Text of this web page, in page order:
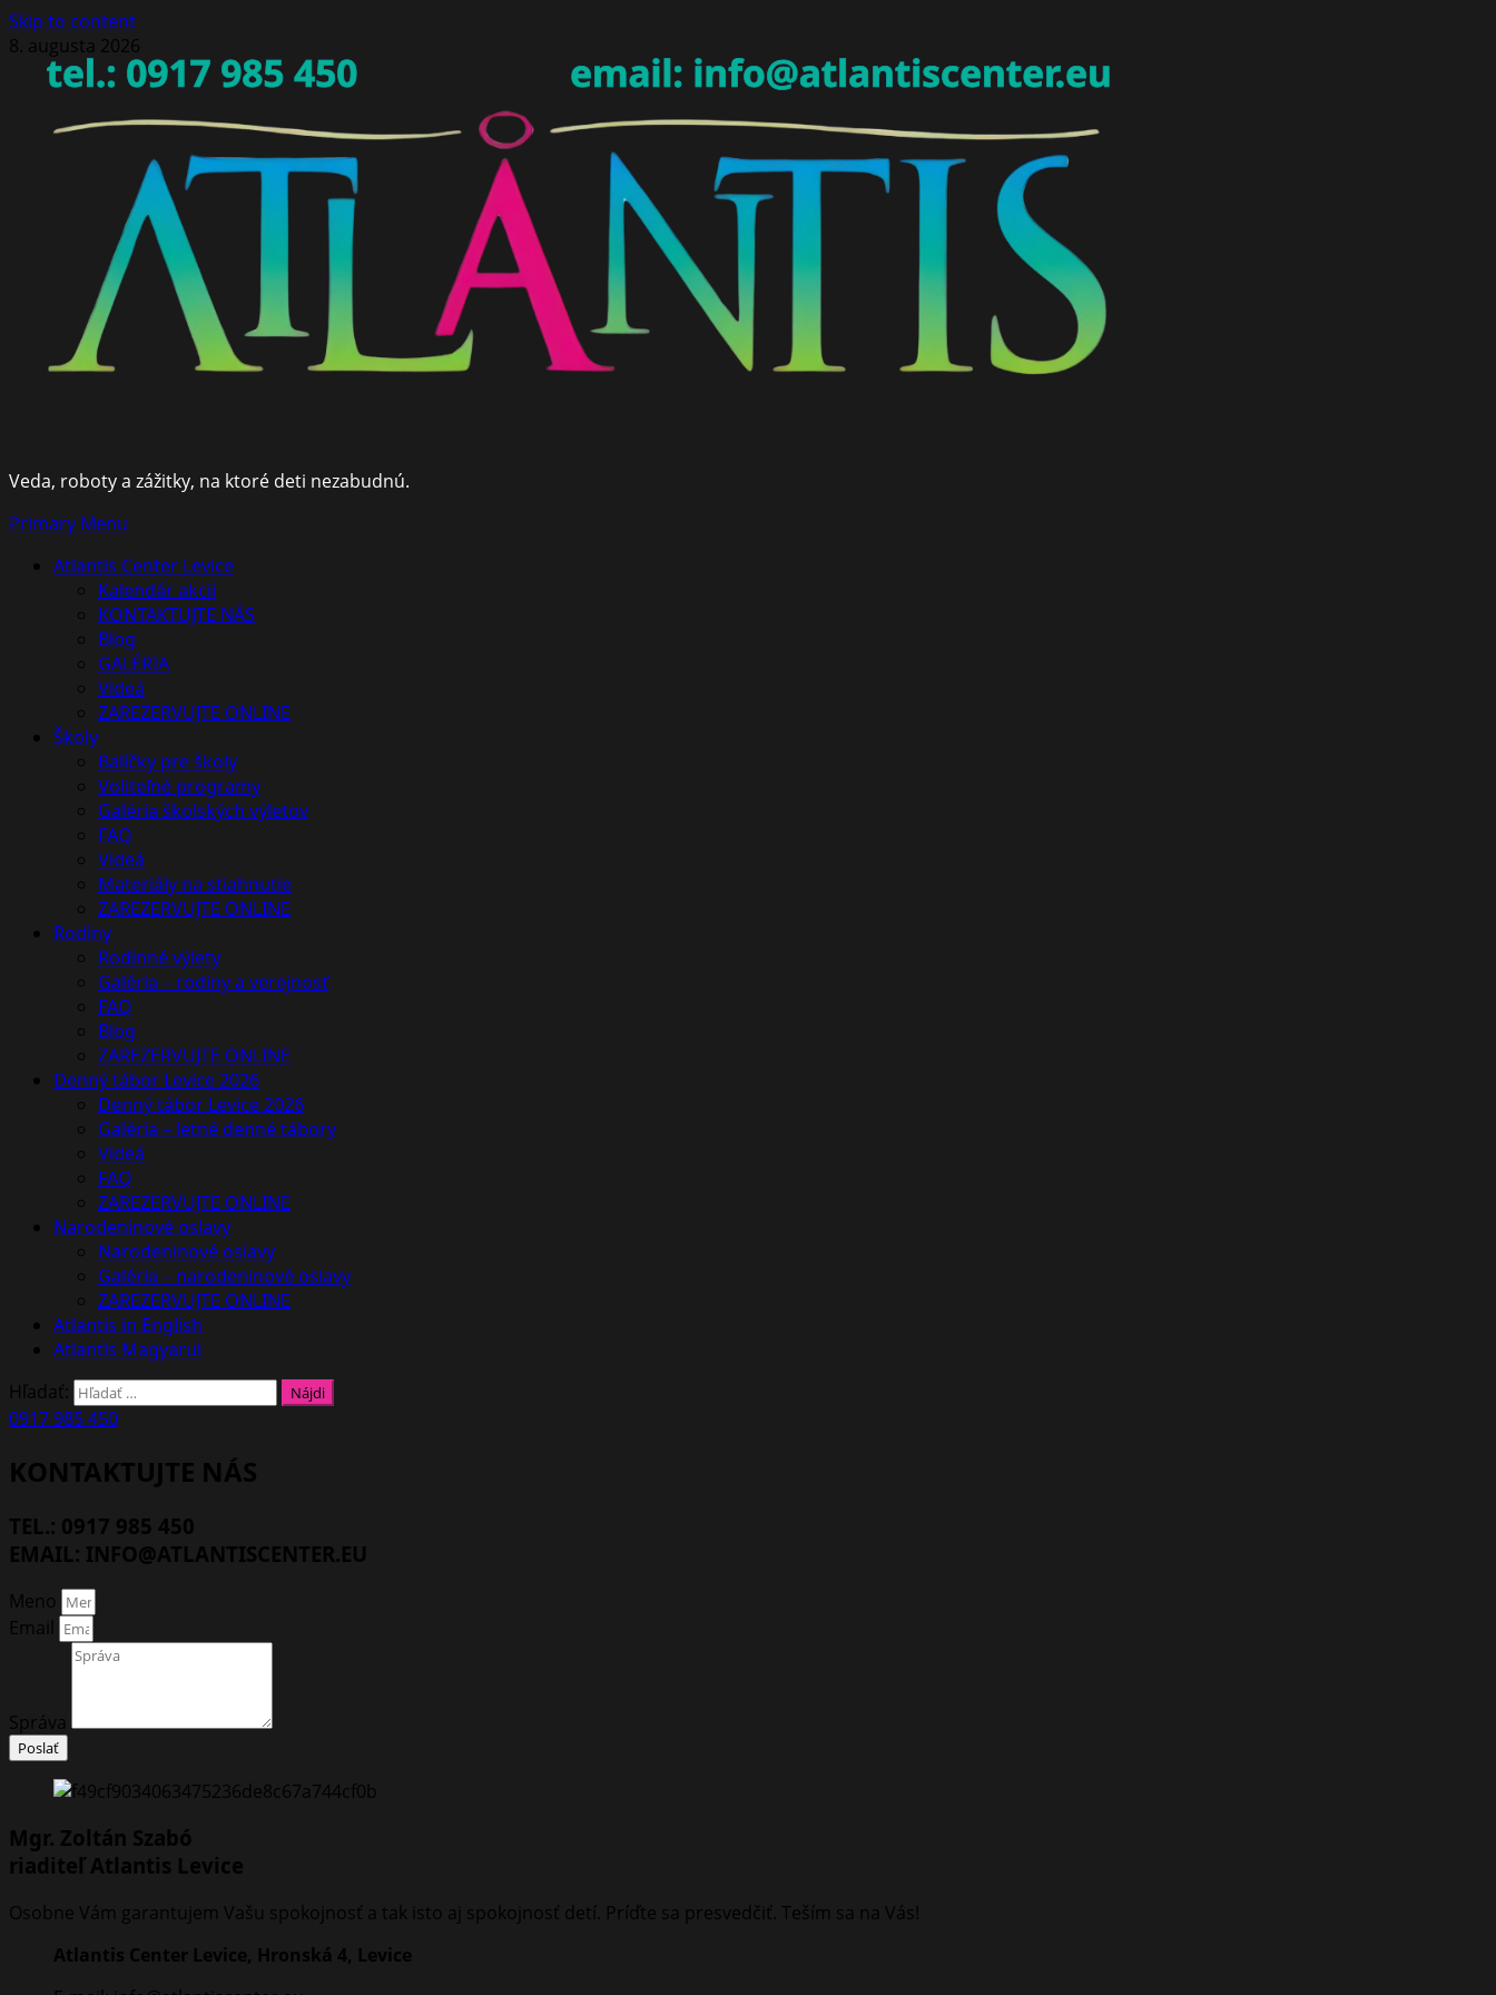
Skip to content
8. augusta 2026
Veda, roboty a zážitky, na ktoré deti nezabudnú.
Primary Menu
Atlantis Center Levice
Kalendár akcií
KONTAKTUJTE NÁS
Blog
GALÉRIA
Videá
ZAREZERVUJTE ONLINE
Školy
Balíčky pre školy
Voliteľné programy
Galéria školských výletov
FAQ
Videá
Materiály na stiahnutie
ZAREZERVUJTE ONLINE
Rodiny
Rodinné výlety
Galéria – rodiny a verejnosť
FAQ
Blog
ZAREZERVUJTE ONLINE
Denný tábor Levice 2026
Denný tábor Levice 2026
Galéria – letné denné tábory
Videá
FAQ
ZAREZERVUJTE ONLINE
Narodeninové oslavy
Narodeninové oslavy
Galéria – narodeninové oslavy
ZAREZERVUJTE ONLINE
Atlantis in English
Atlantis Magyarul
Hľadať:
0917 985 450
KONTAKTUJTE NÁS
TEL.: 0917 985 450
EMAIL: INFO@ATLANTISCENTER.EU
Meno
Email
Správa
Poslať
Mgr. Zoltán Szabó
riaditeľ Atlantis Levice
Osobne Vám garantujem Vašu spokojnosť a tak isto aj spokojnosť detí. Príďte sa presvedčiť. Teším sa na Vás!
Atlantis Center Levice, Hronská 4, Levice